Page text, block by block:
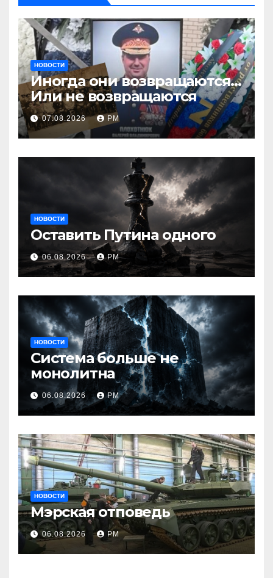
НОВОСТИ
Иногда они возвращаются…
Или не возвращаются
07.08.2026 РМ
НОВОСТИ
Оставить Путина одного
06.08.2026 РМ
НОВОСТИ
Система больше не
монолитна
06.08.2026 РМ
НОВОСТИ
Мэрская отповедь
06.08.2026 РМ